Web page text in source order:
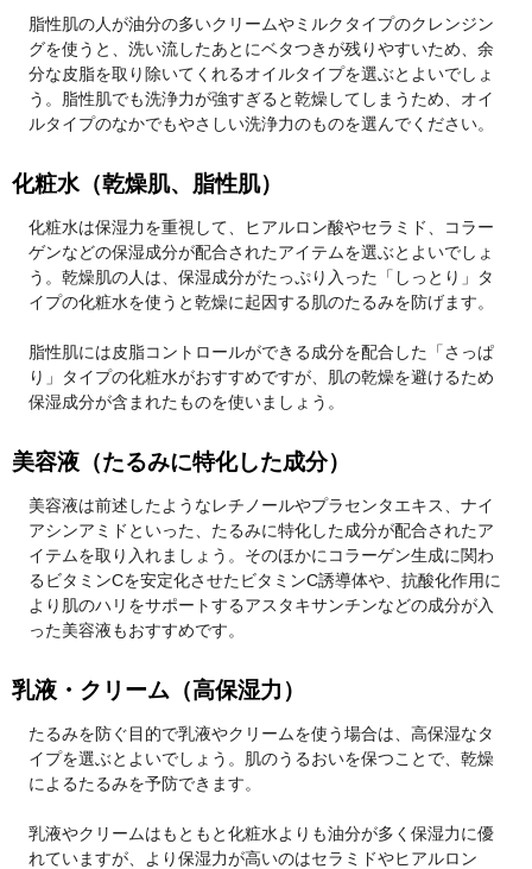
脂性肌の人が油分の多いクリームやミルクタイプのクレンジン
グを使うと、洗い流したあとにベタつきが残りやすいため、余
分な皮脂を取り除いてくれるオイルタイプを選ぶとよいでしょ
う。脂性肌でも洗浄力が強すぎると乾燥してしまうため、オイ
ルタイプのなかでもやさしい洗浄力のものを選んでください。
化粧水（乾燥肌、脂性肌）
化粧水は保湿力を重視して、ヒアルロン酸やセラミド、コラー
ゲンなどの保湿成分が配合されたアイテムを選ぶとよいでしょ
う。乾燥肌の人は、保湿成分がたっぷり入った「しっとり」タ
イプの化粧水を使うと乾燥に起因する肌のたるみを防げます。
脂性肌には皮脂コントロールができる成分を配合した「さっぱ
り」タイプの化粧水がおすすめですが、肌の乾燥を避けるため
保湿成分が含まれたものを使いましょう。
美容液（たるみに特化した成分）
美容液は前述したようなレチノールやプラセンタエキス、ナイ
アシンアミドといった、たるみに特化した成分が配合されたア
イテムを取り入れましょう。そのほかにコラーゲン生成に関わ
るビタミンCを安定化させたビタミンC誘導体や、抗酸化作用に
より肌のハリをサポートするアスタキサンチンなどの成分が入
った美容液もおすすめです。
乳液・クリーム（高保湿力）
たるみを防ぐ目的で乳液やクリームを使う場合は、高保湿なタ
イプを選ぶとよいでしょう。肌のうるおいを保つことで、乾燥
によるたるみを予防できます。
乳液やクリームはもともと化粧水よりも油分が多く保湿力に優
れていますが、より保湿力が高いのはセラミドやヒアルロン